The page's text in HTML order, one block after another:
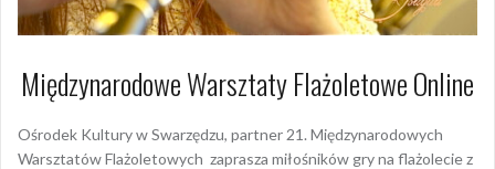
Międzynarodowe Warsztaty Flażoletowe Online
Ośrodek Kultury w Swarzędzu, partner 21. Międzynarodowych
Warsztatów Flażoletowych zaprasza miłośników gry na flażolecie z